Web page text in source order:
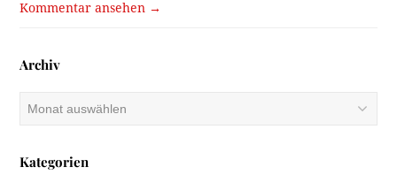
Kommentar ansehen →
Archiv
Archiv
Kategorien